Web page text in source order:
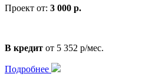
Проект от: 3 000 р.
В кредит от 5 352 р/мес.
Подробнее